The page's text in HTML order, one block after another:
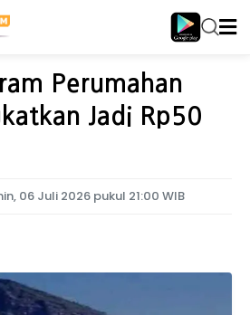
Perumahan
Jadi Rp50
06 Juli 2026 pukul 21:00 WIB